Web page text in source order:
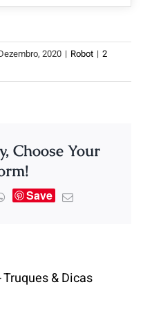
2020 | Robot | 2
Choose Your
Save
Truques & Dicas